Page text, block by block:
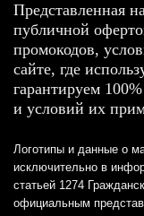
Представленная
публичной
промокодов,
сайте, где
гарантируем
и условий их
Логотипы и данные о
исключительно в
статьей 1274
официальным